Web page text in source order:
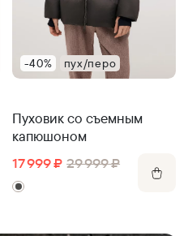
-40% пух/перо
Пуховик со съемным
капюшоном
17 999 ₽ 29 999 ₽